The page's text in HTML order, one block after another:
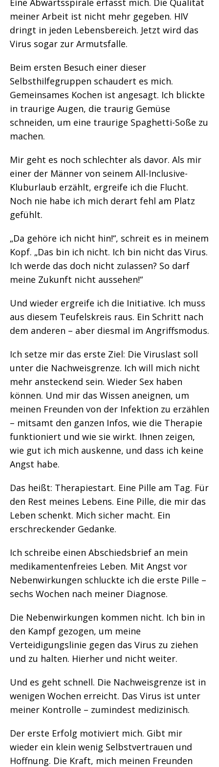
meiner Arbeit ist nicht mehr gegeben. HIV
dringt in jeden Lebensbereich. Jetzt wird das
Virus sogar zur Armutsfalle.
Beim ersten Besuch einer dieser
Selbsthilfegruppen schaudert es mich.
Gemeinsames Kochen ist angesagt. Ich blickte
in traurige Augen, die traurig Gemüse
schneiden, um eine traurige Spaghetti-Soße zu
machen.
Mir geht es noch schlechter als davor. Als mir
einer der Männer von seinem All-Inclusive-
Kluburlaub erzählt, ergreife ich die Flucht.
Noch nie habe ich mich derart fehl am Platz
gefühlt.
„Da gehöre ich nicht hin!“, schreit es in meinem
Kopf. „Das bin ich nicht. Ich bin nicht das Virus.
Ich werde das doch nicht zulassen? So darf
meine Zukunft nicht aussehen!“
Und wieder ergreife ich die Initiative. Ich muss
aus diesem Teufelskreis raus. Ein Schritt nach
dem anderen – aber diesmal im Angriffsmodus.
Ich setze mir das erste Ziel: Die Viruslast soll
unter die Nachweisgrenze. Ich will mich nicht
mehr ansteckend sein. Wieder Sex haben
können. Und mir das Wissen aneignen, um
meinen Freunden von der Infektion zu erzählen
– mitsamt den ganzen Infos, wie die Therapie
funktioniert und wie sie wirkt. Ihnen zeigen,
wie gut ich mich auskenne, und dass ich keine
Angst habe.
Das heißt: Therapiestart. Eine Pille am Tag. Für
den Rest meines Lebens. Eine Pille, die mir das
Leben schenkt. Mich sicher macht. Ein
erschreckender Gedanke.
Ich schreibe einen Abschiedsbrief an mein
medikamentenfreies Leben. Mit Angst vor
Nebenwirkungen schluckte ich die erste Pille –
sechs Wochen nach meiner Diagnose.
Die Nebenwirkungen kommen nicht. Ich bin in
den Kampf gezogen, um meine
Verteidigungslinie gegen das Virus zu ziehen
und zu halten. Hierher und nicht weiter.
Und es geht schnell. Die Nachweisgrenze ist in
wenigen Wochen erreicht. Das Virus ist unter
meiner Kontrolle – zumindest medizinisch.
Der erste Erfolg motiviert mich. Gibt mir
wieder ein klein wenig Selbstvertrauen und
Hoffnung. Die Kraft, mich meinen Freunden